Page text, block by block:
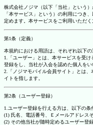
株式会社ノジマ（以下「当社」という
「本サービス」という）の利用につき
定めます。本サービスをご利用いただ
第1条（定義）
本規約における用語は、それぞれ以下
1.「ユーザー」とは、本サービスを受
登録をし、当社が入会を認めた個人をい
2.「ノジマモバイル会員サイト」とは
イトを指します。
第2条（ユーザー登録）
1.ユーザー登録を行える方は、以下の条
(1) 氏名、電話番号、Ｅメールアドレス
(2) その他当社が随時定めるユーザー登